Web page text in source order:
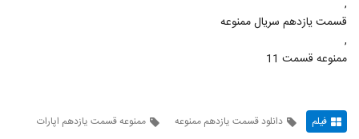
,
قسمت یازدهم سریال ممنوعه
,
ممنوعه قسمت 11
فیلم دانلود قسمت یازدهم ممنوعه
ممنوعه قسمت یازدهم اپارات